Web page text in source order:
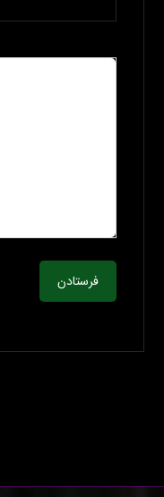
فرستادن